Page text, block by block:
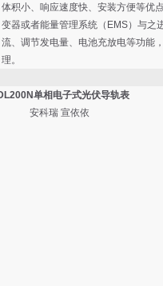
体积小、响应速度快、安装方便等优
变器或者能量管理系统（EMS）与之
流、调节发电量、电池充放电等功能
理。
单相电子式光伏导轨表
安科瑞 宣依依